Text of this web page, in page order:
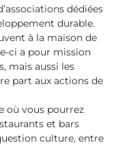
dédiées
durable.
à la maison de
ci a pour mission
mais aussi les
part aux actions de
où vous pourrez
et bars
culture, entre